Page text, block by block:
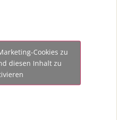
Cookies zu
diesen Inhalt zu